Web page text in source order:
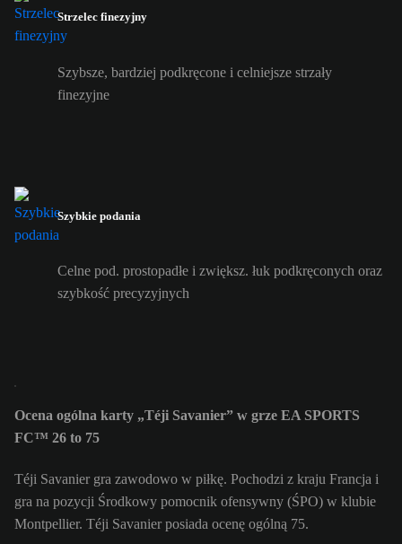
Strzelec finezyjny
Szybsze, bardziej podkręcone i celniejsze strzały
finezyjne
Szybkie podania
Celne pod. prostopadłe i zwiększ. łuk podkręconych oraz
szybkość precyzyjnych
Ocena ogólna karty „Téji Savanier” w grze EA SPORTS
FC™ 26 to 75
Téji Savanier gra zawodowo w piłkę. Pochodzi z kraju Francja i
gra na pozycji Środkowy pomocnik ofensywny (ŚPO) w klubie
Montpellier. Téji Savanier posiada ocenę ogólną 75.